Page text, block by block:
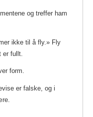
og treffer ham
ikke til å fly.» Fly
er fullt.
form.
er falske, og i